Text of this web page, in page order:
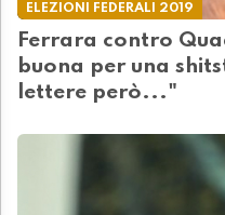
ELEZIONI FEDERALI 2019
Ferrara contro
buona per una
lettere però..."